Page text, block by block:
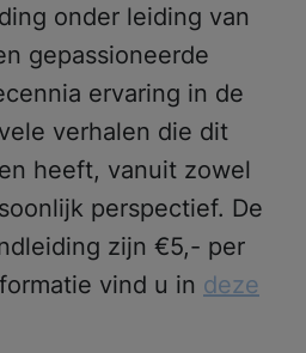
onder leiding van
gepassioneerde
ervaring in de
verhalen die dit
heeft, vanuit zowel
perspectief. De
zijn €5,- per
vind u in deze